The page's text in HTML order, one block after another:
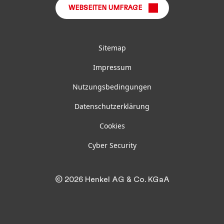
WEBSEITEN UMFRAGE
Sitemap
Impressum
Nutzungsbedingungen
Datenschutzerklärung
Cookies
Cyber Security
© 2026 Henkel AG & Co. KGaA